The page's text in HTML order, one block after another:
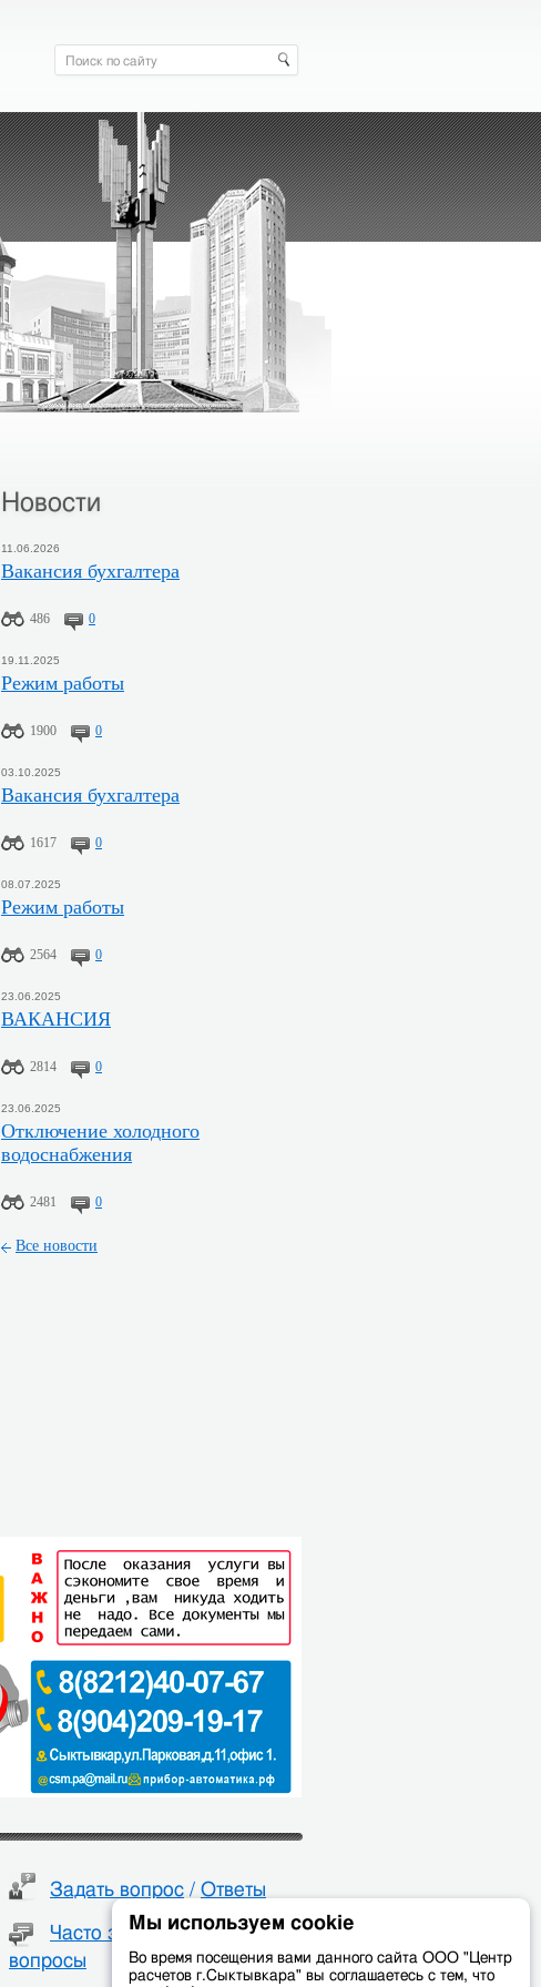
Новости
11.06.2026
Вакансия бухгалтера
486 0
19.11.2025
Режим работы
1900 0
03.10.2025
Вакансия бухгалтера
1617 0
08.07.2025
Режим работы
2564 0
23.06.2025
ВАКАНСИЯ
2814 0
23.06.2025
Отключение холодного
водоснабжения
2481 0
Все новости
Задать вопрос / Ответы
Часто задаваемые
вопросы
Мы используем cookie
Во время посещения вами данного сайта ООО "Центр
расчетов г.Сыктывкара" вы соглашаетесь с тем, что